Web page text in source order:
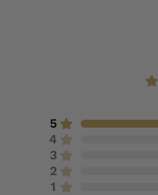
5
4
3
2
1